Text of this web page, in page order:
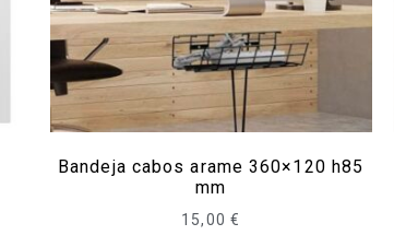
Bandeja cabos arame 360×120 h85
mm
15,00 €